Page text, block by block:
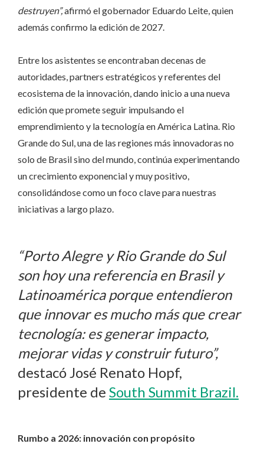
destruyen”,afirmó el gobernador Eduardo Leite, quien
además confirmo la edición de 2027.
Entre los asistentes se encontraban decenas de
autoridades, partners estratégicos y referentes del
ecosistema de la innovación, dando inicio a una nueva
edición que promete seguir impulsando el
emprendimiento y la tecnología en América Latina. Rio
Grande do Sul, una de las regiones más innovadoras no
solo de Brasil sino del mundo, continúa experimentando
un crecimiento exponencial y muy positivo,
consolidándose como un foco clave para nuestras
iniciativas a largo plazo.
“Porto Alegre y Rio Grande do Sul
son hoy una referencia en Brasil y
Latinoamérica porque entendieron
que innovar es mucho más que crear
tecnología: es generar impacto,
mejorar vidas y construir futuro”,
destacó José Renato Hopf,
presidente de South Summit Brazil.
Rumbo a 2026: innovación con propósito